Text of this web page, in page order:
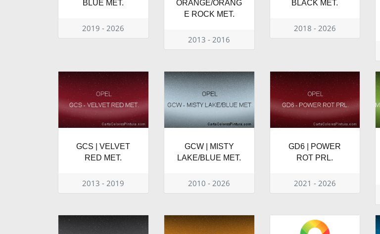
BLUE MET.
2019 - 2026
ORANGE/ORANG
E ROCK MET.
2013 - 2016
BLACK MET.
2018 - 2026
GCS | VELVET
RED MET.
2013 - 2019
GCW | MISTY
LAKE/BLUE MET.
2010 - 2026
GD6 | POWER
ROT PRL.
2021 - 2026